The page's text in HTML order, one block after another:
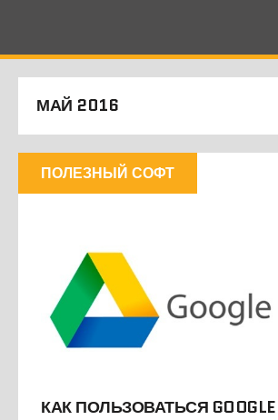
МАЙ 2016
ПОЛЕЗНЫЙ СОФТ
КАК ПОЛЬЗОВАТЬСЯ GOOGLE